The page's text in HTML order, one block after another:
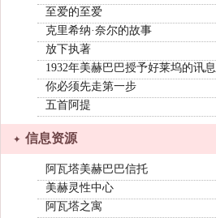
至爱的至爱
克里希纳·奈尔的故事
放下执著
1932年美赫巴巴授予好莱坞的讯息
你必须先走第一步
五首阿提
信息资源
阿瓦塔美赫巴巴信托
美赫灵性中心
阿瓦塔之寓